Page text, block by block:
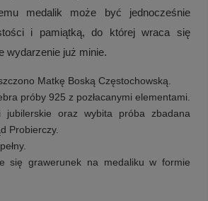
medalik może być jednocześnie
i pamiątką, do której wraca się
wydarzenie już minie.
Matkę Boską Częstochowską.
próby 925 z pozłacanymi elementami.
jubilerskie oraz wybita próba zbadana
Probierczy.
się grawerunek na medaliku w formie